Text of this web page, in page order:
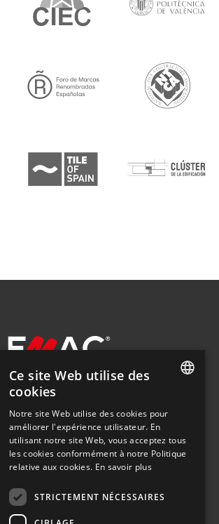
SOLUTIONS
ENTREPRISE
ACTUALITÉS
TÉLÉCHARGEMENTS
SPANISH
ENGLISH
ITALIAN
Ce site Web utilise des
cookies
Notre site Web utilise des cookies pour
améliorer l'expérience utilisateur. En
utilisant notre site Web, vous acceptez tous
les cookies conformément à notre Politique
relative aux cookies. En savoir plus
STRICTEMENT NÉCESSAIRES